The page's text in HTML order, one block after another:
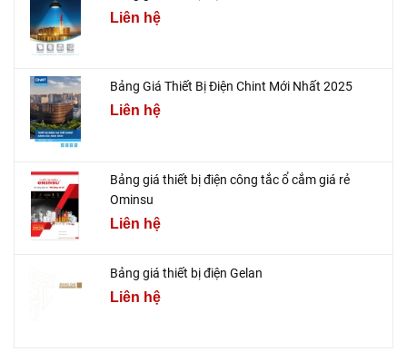
Liên hệ
Bảng Giá Thiết Bị Điện Chint Mới Nhất 2025
Liên hệ
Bảng giá thiết bị điện công tắc ổ cắm giá rẻ
Ominsu
Liên hệ
Bảng giá thiết bị điện Gelan
Liên hệ